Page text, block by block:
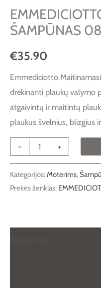
ŠAMPŪNAS
€35.90
Emmediciotto
drėkinanti plaukų valymo
atgaivintų ir maitintų
plaukus švelnius, blizgius
- +
Kategorijos:Moterims,
Prekės ženklas: